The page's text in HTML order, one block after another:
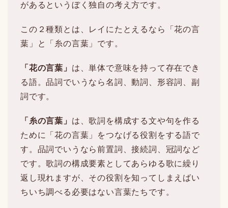
があるというぼく独自の考え方です。
この２種類とは、レイにたとえるなら「花の言
葉」と「糸の言葉」です。
「花の言葉」 は、単体で意味を持って存在でき
る語。品詞でいうなら名詞、動詞、形容詞、副
詞です。
「糸の言葉」 は、歌詞を構成する文や句を作る
ために「花の言葉」をつなげる役割をする語で
す。品詞でいうなら前置詞、接続詞、冠詞など
です。歌詞の構成要素としてあらゆる歌に繰り
返し現れますが、その役割を知ってしまえばい
ちいち調べる必要はない言葉たちです。